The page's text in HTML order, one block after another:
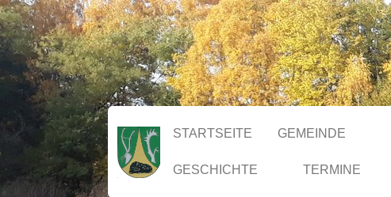
STARTSEITE GEMEINDE
GESCHICHTE TERMINE